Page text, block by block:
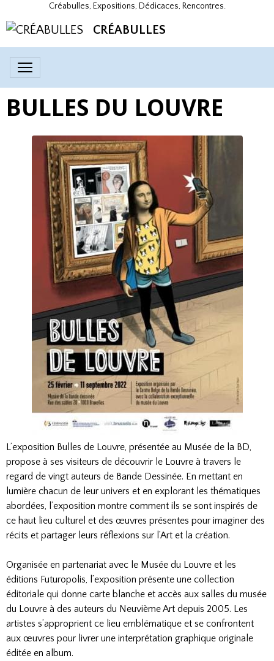
Créabulles, Expositions, Dédicaces, Rencontres.
CRÉABULLES
BULLES DU LOUVRE
L’exposition Bulles de Louvre, présentée au Musée de la BD,
propose à ses visiteurs de découvrir le Louvre à travers le
regard de vingt auteurs de Bande Dessinée. En mettant en
lumière chacun de leur univers et en explorant les thématiques
abordées, l’exposition montre comment ils se sont inspirés de
ce haut lieu culturel et des œuvres présentes pour imaginer des
récits et partager leurs réflexions sur l’Art et la création.
Organisée en partenariat avec le Musée du Louvre et les
éditions Futuropolis, l’exposition présente une collection
éditoriale qui donne carte blanche et accès aux salles du musée
du Louvre à des auteurs du Neuvième Art depuis 2005. Les
artistes s’approprient ce lieu emblématique et se confrontent
aux œuvres pour livrer une interprétation graphique originale
éditée en album.